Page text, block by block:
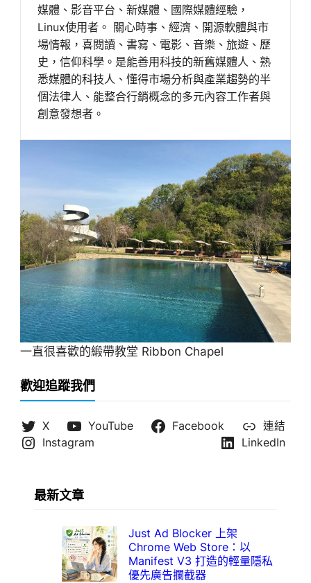
媒體、影音平台、新媒體、國際媒體經驗，
Linux使用者。 關心時事、經濟、開源軟體與市
場情報，喜閱讀、書寫、電影、音樂、旅遊、歷
史，信仰科學。是能善用科技的新舊媒體人、熟
悉媒體的科技人、懂得市場分析與產業趨勢的半
個法律人、能整合行銷概念的多元內容工作者與
創意發想者。
一直很喜歡的緞帶教堂 Ribbon Chapel
歡迎追蹤我們
X YouTube Facebook
連結
Instagram
LinkedIn
最新文章
Just Ad Blocker 上架
Chrome Web Store：以
Manifest V3 打造的輕量隱私
優先廣告攔截器